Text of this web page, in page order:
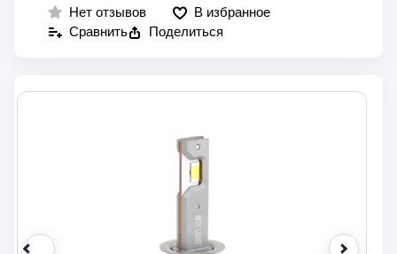
Нет отзывов
В избранное
Сравнить
Поделиться